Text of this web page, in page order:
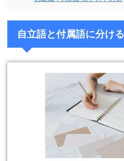
自立語と付属語に分ける